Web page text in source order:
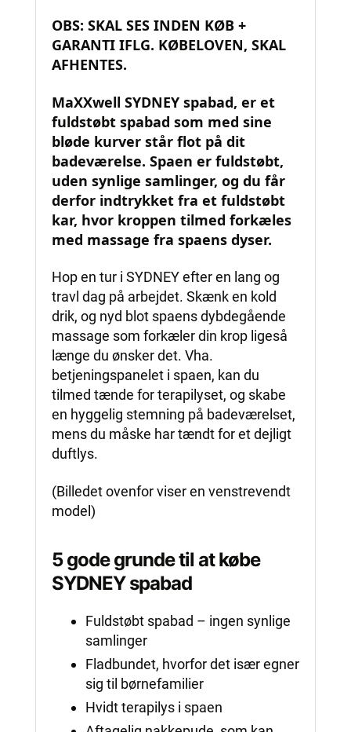
OBS: SKAL SES INDEN KØB +
GARANTI IFLG. KØBELOVEN, SKAL
AFHENTES.
MaXXwell SYDNEY spabad, er et
fuldstøbt spabad som med sine
bløde kurver står flot på dit
badeværelse. Spaen er fuldstøbt,
uden synlige samlinger, og du får
derfor indtrykket fra et fuldstøbt
kar, hvor kroppen tilmed forkæles
med massage fra spaens dyser.
Hop en tur i SYDNEY efter en lang og
travl dag på arbejdet. Skænk en kold
drik, og nyd blot spaens dybdegående
massage som forkæler din krop ligeså
længe du ønsker det. Vha.
betjeningspanelet i spaen, kan du
tilmed tænde for terapilyset, og skabe
en hyggelig stemning på badeværelset,
mens du måske har tændt for et dejligt
duftlys.
(Billedet ovenfor viser en venstrevendt
model)
5 gode grunde til at købe
SYDNEY spabad
Fuldstøbt spabad – ingen synlige
samlinger
Fladbundet, hvorfor det især egner
sig til børnefamilier
Hvidt terapilys i spaen